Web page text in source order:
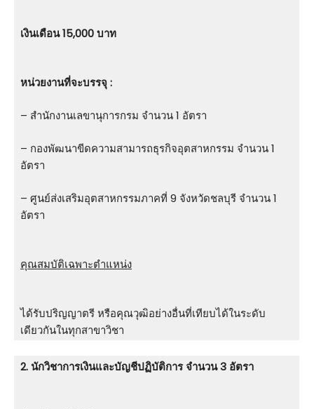
เงินเดือน 15,000 บาท
หน่วยงานที่จะบรรจุ :
– สำนักงานเลขานุการกรม จำนวน 1 อัตรา
– กองพัฒนาขีดความสามารถธุรกิจอุตสาหกรรม จำนวน 1
อัตรา
– ศูนย์ส่งเสริมอุตสาหกรรมภาคที่ 9 จังหวัดชลบุรี จำนวน 1
อัตรา
คุณสมบัติเฉพาะตำแหน่ง
ได้รับปริญญาตรี หรือคุณวุฒิอย่างอื่นที่เทียบได้ในระดับ
เดียวกันในทุกสาขาวิชา
2. นักวิชาการเงินและบัญชีปฏิบัติการ จำนวน 3 อัตรา